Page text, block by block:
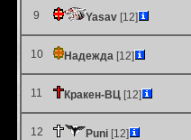
9 Yasav [12]
10 Надежда [12]
11 Кракен-ВЦ [12]
12 Puni [12]